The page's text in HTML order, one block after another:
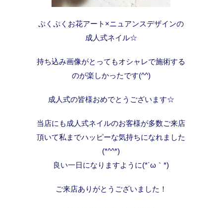
ぷくぷくお花アート×ニュアンスデザインの
成人式ネイル☆
持ち込み画像がとってもオシャレで施術する
のが楽しかったです(^^)
成人式の皆様おめでとうございます☆
当店にも成人式ネイルのお客様が多数ご来店
頂いて私までハッピーな気持ちになれました
(*^^*)
良い一日になりますように(*´ω｀*)
ご来店ありがとうございました！